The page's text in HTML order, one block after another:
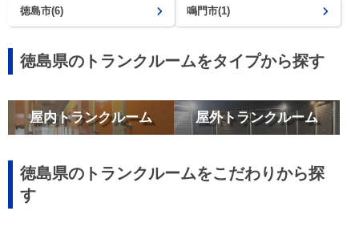
徳島市(6) 鳴門市(1)
徳島県のトランクルームをタイプから探す
屋内トランクルーム 屋外トランクルーム
徳島県のトランクルームをこだわりから探
す